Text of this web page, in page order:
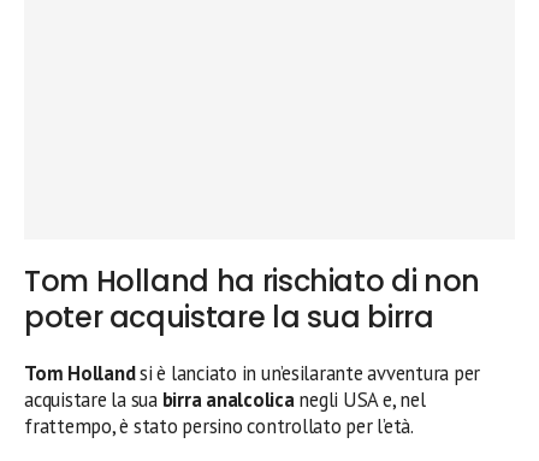
Tom Holland ha rischiato di non
poter acquistare la sua birra
Tom Hollandsi è lanciato in un’esilarante avventura per
acquistare la sua birra analcolicanegli USA e, nel
frattempo, è stato persino controllato per l’età.